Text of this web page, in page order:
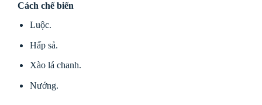
Cách chế biến
Luộc.
Hấp sả.
Xào lá chanh.
Nướng.